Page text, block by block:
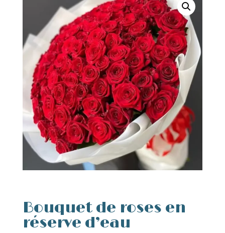
Bouquet de roses en
réserve d’eau